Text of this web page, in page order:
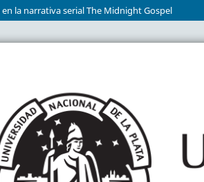
la narrativa serial The Midnight Gospel